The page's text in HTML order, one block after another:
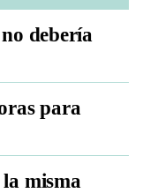
debería
para
misma